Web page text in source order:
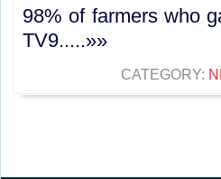
98% of farmers who
TV9.....»»
CATEGORY: